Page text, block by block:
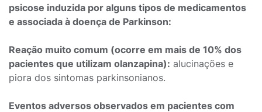
psicose induzida por alguns tipos de medicamentos
e associada à doença de Parkinson:
Reação muito comum (ocorre em mais de 10% dos
pacientes que utilizam olanzapina): alucinações e
piora dos sintomas parkinsonianos.
Eventos adversos observados em pacientes com